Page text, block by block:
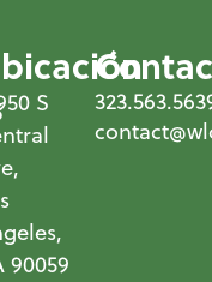
S
90059